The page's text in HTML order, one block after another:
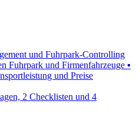
und Fuhrpark-Controlling
Fuhrpark und Firmenfahrzeuge ▪
und Preise
2 Checklisten und 4